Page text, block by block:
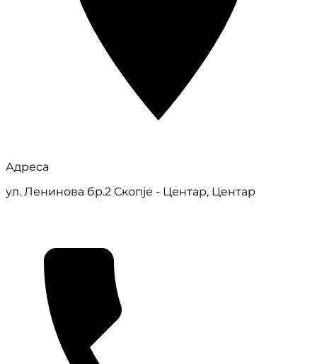
Адреса
ул. Ленинова бр.2 Скопје - Центар, Центар